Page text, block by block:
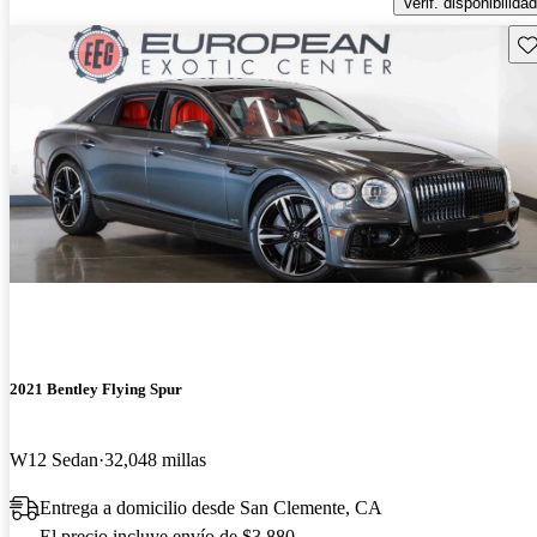
2021 Bentley Flying Spur
W12 Sedan 32,048 millas
Entrega a domicilio desde San Clemente, CA